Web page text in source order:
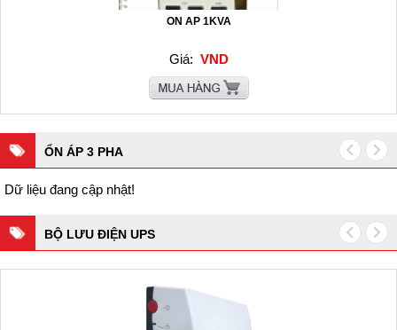
ON AP 1KVA
Giá: VND
ỔN ÁP 3 PHA
Dữ liệu đang cập nhật!
BỘ LƯU ĐIỆN UPS